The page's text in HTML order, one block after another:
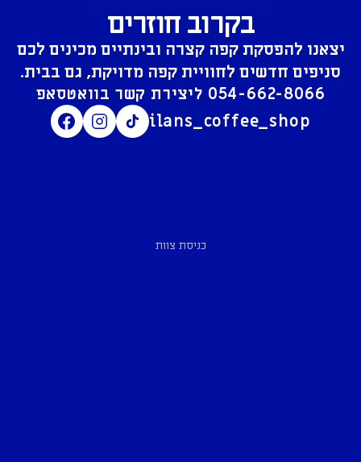
בקרוב חוזרים
יצאנו להפסקת קפה קצרה ובינתיים מכינים לכם
סניפים חדשים לחוויית קפה מדויקת, גם בבית.
054-662-8066
ilans_coffee_shop
כניסת צוות